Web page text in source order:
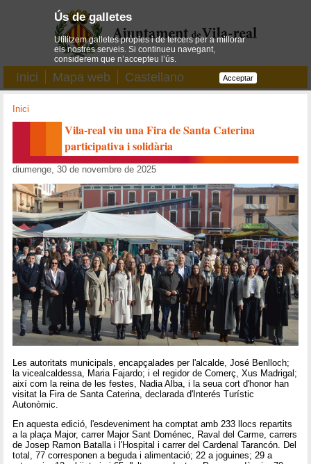
Inici Mapa web Castellano
Inici
Vila-real viu una Fira de Santa Caterina
participativa i solidària
diumenge, 30 de novembre de 2025
Les autoritats municipals, encapçalades per l'alcalde, José Benlloch;
la vicealcaldessa, Maria Fajardo; i el regidor de Comerç, Xus Madrigal;
així com la reina de les festes, Nadia Alba, i la seua cort d'honor han
visitat la Fira de Santa Caterina, declarada d'Interés Turístic
Autonòmic.
En aquesta edició, l'esdeveniment ha comptat amb 233 llocs repartits
a la plaça Major, carrer Major Sant Doménec, Raval del Carme, carrers
de Josep Ramon Batalla i l'Hospital i carrer del Cardenal Tarancón. Del
total, 77 corresponen a beguda i alimentació; 22 a joguines; 29 a
Ús de galletes
Utilitzem galletes pròpies i de tercers per a millorar
els nostres serveis. Si continueu navegant,
considerem que n’accepteu l’ús.
Acceptar